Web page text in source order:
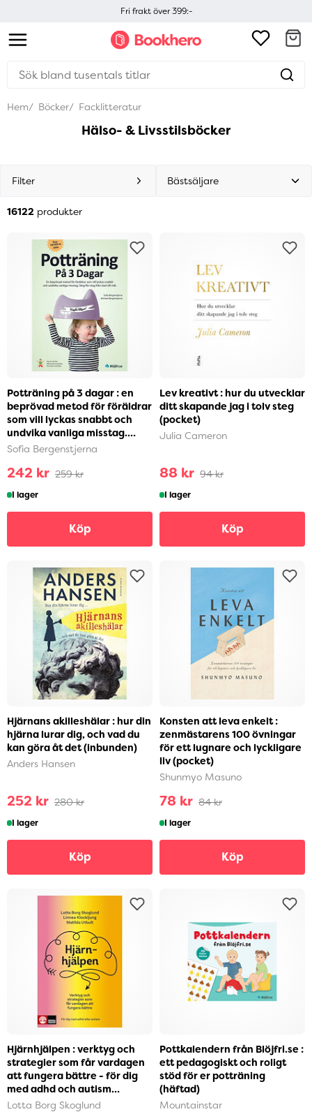
Fri frakt över 399:-
Hem Böcker Facklitteratur
Hälso- & Livsstilsböcker
Filter
16122 produkter
Potträning på 3 dagar : en
beprövad metod för föräldrar
som vill lyckas snabbt och
undvika vanliga misstag.
Steg-för-ste...
Sofia Bergenstjerna
242 kr 259 kr
I lager
Köp
Lev kreativt : hur du utvecklar
ditt skapande jag i tolv steg
(pocket)
Julia Cameron
88 kr 94 kr
I lager
Köp
Hjärnans akilleshälar : hur din
hjärna lurar dig, och vad du
kan göra åt det (inbunden)
Anders Hansen
252 kr 280 kr
I lager
Köp
Konsten att leva enkelt :
zenmästarens 100 övningar
för ett lugnare och lyckligare
liv (pocket)
Shunmyo Masuno
78 kr 84 kr
I lager
Köp
Hjärnhjälpen : verktyg och
strategier som får vardagen
att fungera bättre - för dig
med adhd och autism
(häftad)
Lotta Borg Skoglund
Pottkalendern från Blöjfri.se :
ett pedagogiskt och roligt
stöd för er potträning
(häftad)
Mountainstar